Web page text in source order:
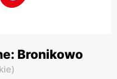
Bronikowo
)